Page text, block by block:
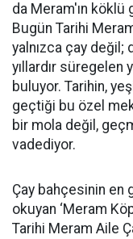
da Meram'ın köklü
Bugün Tarihi
yalnızca çay değil;
yıllardır süregelen
buluyor. Tarihin,
geçtiği bu özel
bir mola değil,
vadediyor.
Çay bahçesinin en
okuyan ‘Meram
Tarihi Meram Aile